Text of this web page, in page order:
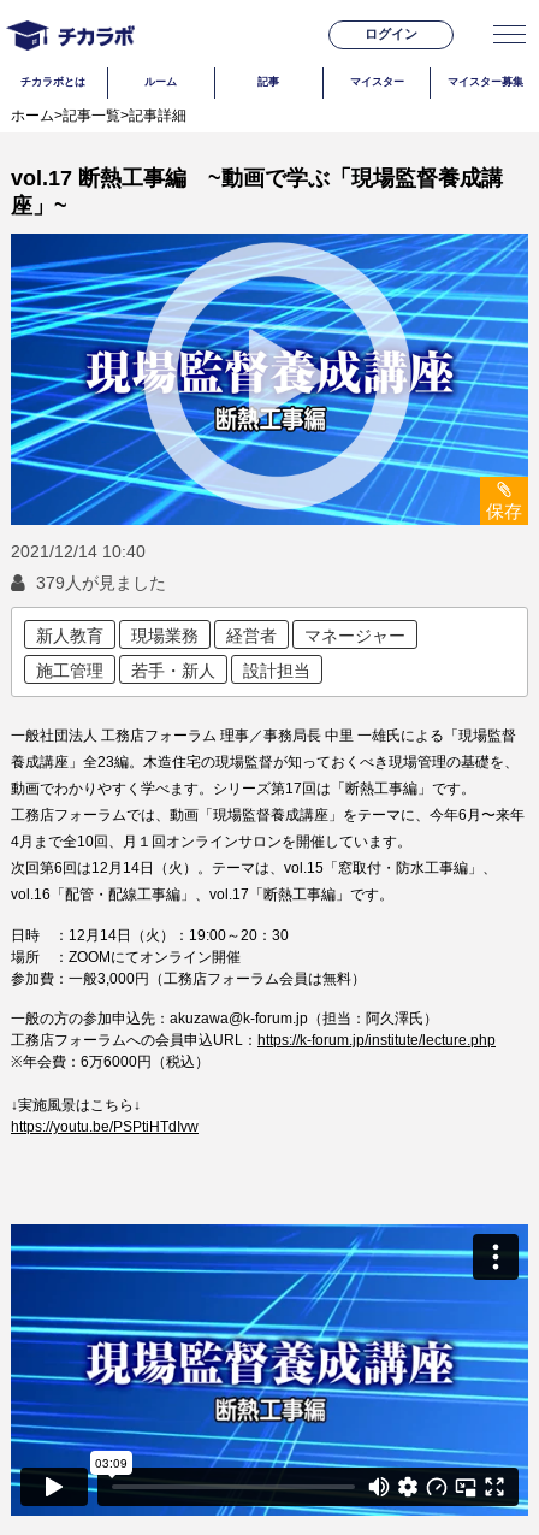
ログイン
チカラボとは ルーム 記事 マイスター マイスター募集
ホーム>記事一覧>記事詳細
vol.17 断熱工事編 ~動画で学ぶ「現場監督養成講
座」~
保存
2021/12/14 10:40
379人が見ました
新人教育 現場業務 経営者
マネージャー
施工管理
若手・新人 設計担当
一般社団法人 工務店フォーラム 理事／事務局長 中里 一雄氏による「現場監督
養成講座」全23編。木造住宅の現場監督が知っておくべき現場管理の基礎を、
動画でわかりやすく学べます。シリーズ第17回は「断熱工事編」です。
工務店フォーラムでは、動画「現場監督養成講座」をテーマに、今年6月〜来年
4月まで全10回、月１回オンラインサロンを開催しています。
次回第6回は12月14日（火）。テーマは、 vol.15「 窓取付・防水工事編 」、
vol.16「 配管・配線工事編 」、vol.17「 断熱工事編 」です。
日時 ： 12月14日（火）
：19:00～20：30
場所 ：ZOOMにてオンライン開催
参加費：一般3,000円（工務店フォーラム会員は無料）
一般の方の参加申込先：akuzawa@k-forum.jp（担当：阿久澤氏）
工務店フォーラムへの会員申込URL： https://k-forum.jp/institute/lecture.php
※年会費：6万6000円（税込）
↓実施風景はこちら↓
https://youtu.be/PSPtiHTdIvw